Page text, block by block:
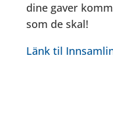
dine gaver
som de skal!
Länk til